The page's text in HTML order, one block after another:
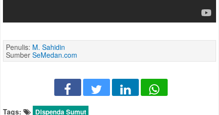
Penulis: M. Sahidin
Sumber SeMedan.com
Tags: Dispenda Sumut